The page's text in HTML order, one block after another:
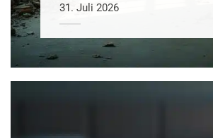
31. Juli 2026